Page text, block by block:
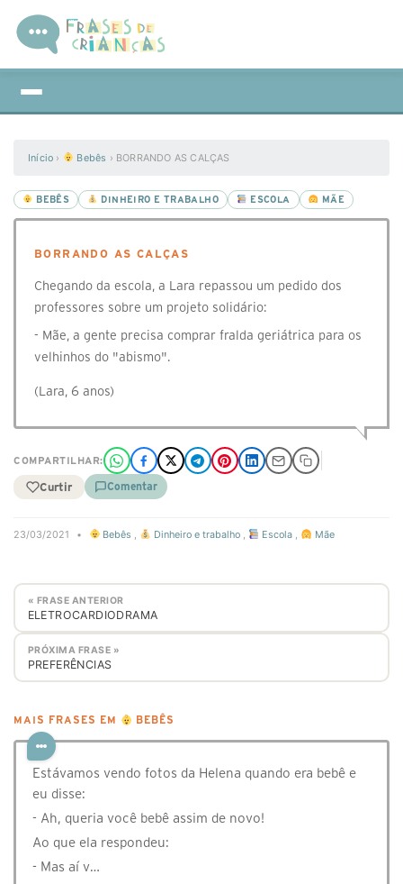
Início › Bebês › BORRANDO AS CALÇAS
BEBÊS DINHEIRO E TRABALHO ESCOLA MÃE
BORRANDO AS CALÇAS
Chegando da escola, a Lara repassou um pedido dos
professores sobre um projeto solidário:
- Mãe, a gente precisa comprar fralda geriátrica para os
velhinhos do "abismo".
(Lara, 6 anos)
COMPARTILHAR:
Curtir Comentar
23/03/2021 • Bebês , Dinheiro e trabalho, Escola , Mãe
« FRASE ANTERIOR
ELETROCARDIODRAMA
PRÓXIMA FRASE »
PREFERÊNCIAS
MAIS FRASES EM BEBÊS
Estávamos vendo fotos da Helena quando era bebê e
eu disse:
- Ah, queria você bebê assim de novo!
Ao que ela respondeu:
- Mas aí v…